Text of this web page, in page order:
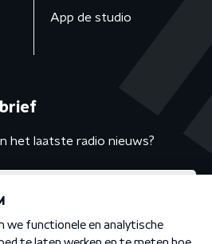
App de studio
het laatste radio nieuws?